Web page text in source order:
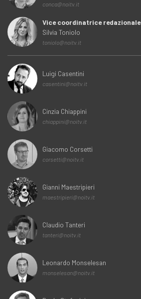
conca@noitv.it
Vice coordinatrice redazionale
Silvia Toniolo
toniolo@noitv.it
Luigi Casentini
casentini@noitv.it
Cinzia Chiappini
chiappini@noitv.it
Giacomo Corsetti
corsetti@noitv.it
Gianni Maestripieri
maestripieri@noitv.it
Claudio Tanteri
tanteri@noitv.it
Leonardo Monselesan
monselesan@noitv.it